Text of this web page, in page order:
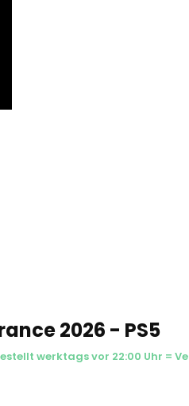
2026 - PS5
werktags vor 22:00 Uhr =